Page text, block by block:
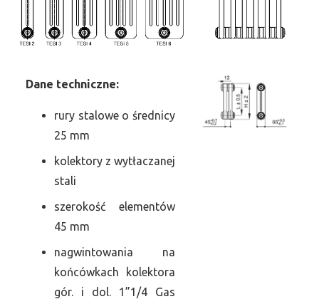
Dane techniczne:
rury stalowe o średnicy
25 mm
kolektory z wytłaczanej
stali
szerokość elementów
45 mm
nagwintowania na
końcówkach kolektora
gór. i dol. 1”1/4 Gas